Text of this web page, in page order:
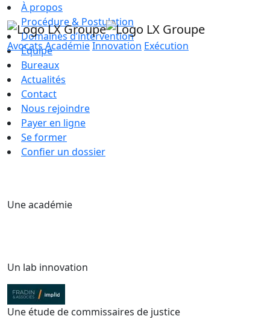
AvocatsAcadémieInnovation Exécution
À propos
Procédure & Postulation
Domaines d’intervention
Équipe
Bureaux
Actualités
Contact
Nous rejoindre
Payer en ligne
Se former
Confier un dossier
Une académie
Un lab innovation
Une étude de commissaires de justice